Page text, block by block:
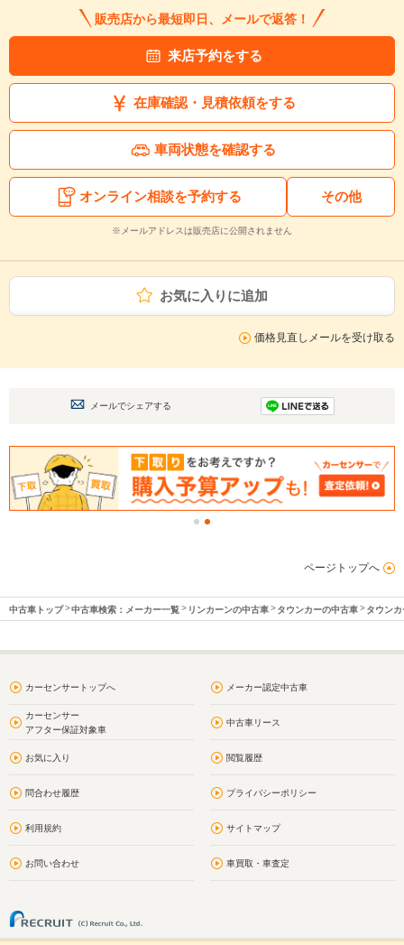
販売店から最短即日、メールで返答！
来店予約をする
在庫確認・見積依頼をする
車両状態を確認する
オンライン相談を予約する その他
※メールアドレスは販売店に公開されません
お気に入りに追加
価格見直しメールを受け取る
メールでシェアする
ページトップへ
中古車トップ 中古車検索：メーカー一覧 リンカーンの中古車 タウンカーの中古車 タウン
カーセンサートップへ メーカー認定中古車
カーセンサー
アフター保証対象車
中古車リース
お気に入り 閲覧履歴
問合わせ履歴 プライバシーポリシー
利用規約 サイトマップ
お問い合わせ 車買取・車査定